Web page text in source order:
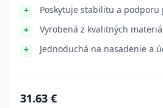
Poskytuje stabilitu a
Vyrobená z kvalitných
Jednoduchá na nasadenie a
31.63 €